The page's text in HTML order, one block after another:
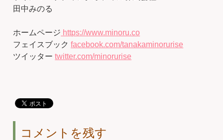
田中みのる
ホームページ https://www.minoru.co
フェイスブックfacebook.com/tanakaminorurise
ツイッターtwitter.com/minorurise
コメントを残す